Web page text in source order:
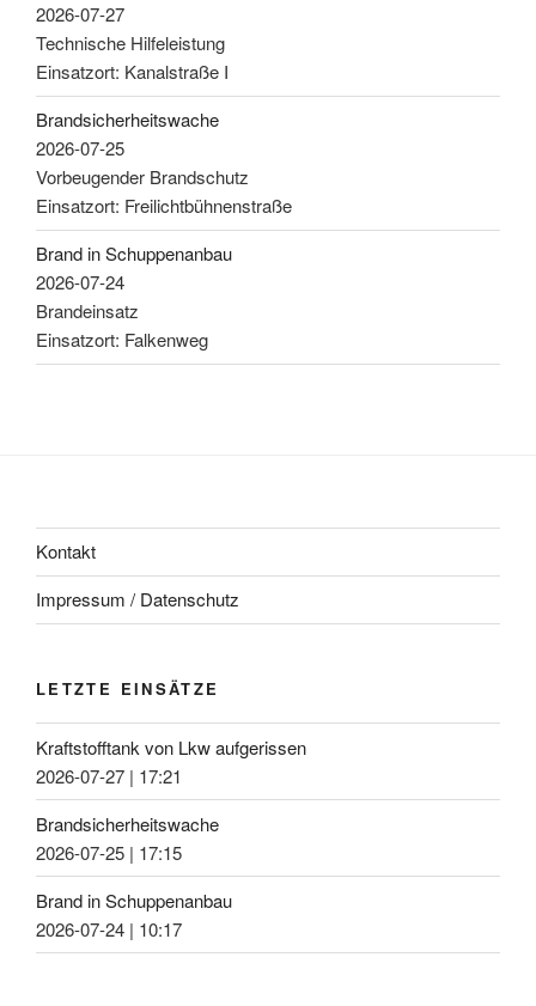
2026-07-27
Technische Hilfeleistung
Einsatzort: Kanalstraße I
Brandsicherheitswache
2026-07-25
Vorbeugender Brandschutz
Einsatzort: Freilichtbühnenstraße
Brand in Schuppenanbau
2026-07-24
Brandeinsatz
Einsatzort: Falkenweg
Kontakt
Impressum / Datenschutz
LETZTE EINSÄTZE
Kraftstofftank von Lkw aufgerissen
2026-07-27 | 17:21
Brandsicherheitswache
2026-07-25 | 17:15
Brand in Schuppenanbau
2026-07-24 | 10:17